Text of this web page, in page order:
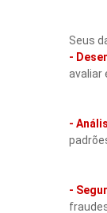
Seus
-
avaliar
-
-